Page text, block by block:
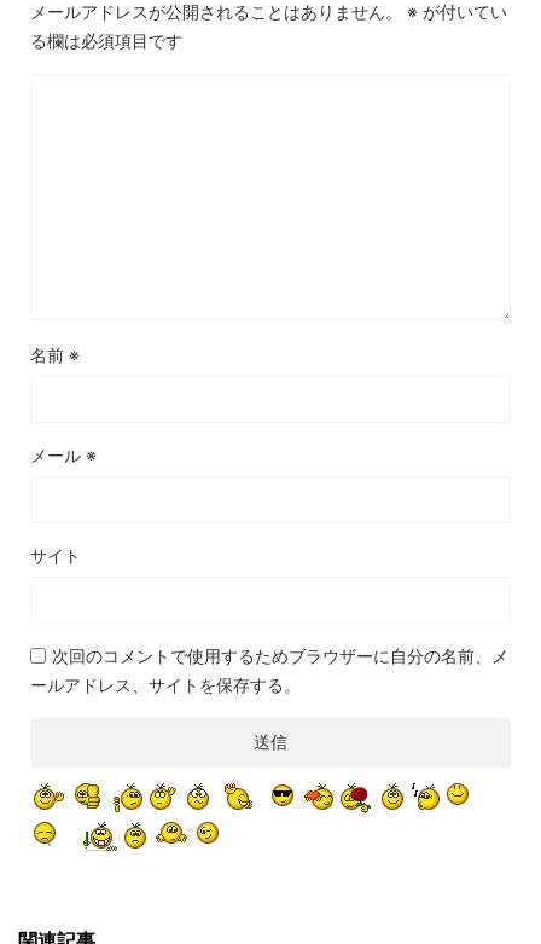
メールアドレスが公開されることはありません。 ※ が付いてい
る欄は必須項目です
名前 ※
メール ※
サイト
次回のコメントで使用するためブラウザーに自分の名前、メ
ールアドレス、サイトを保存する。